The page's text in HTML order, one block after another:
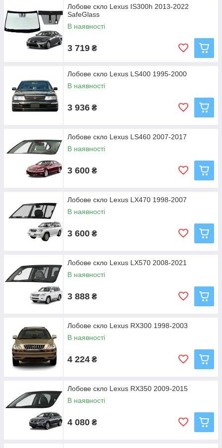
Лобове скло Lexus IS300h 2013-2022
SafeGlass
В наявності
3 719 ₴
Лобове скло Lexus LS400 1995-2000
В наявності
3 936 ₴
Лобове скло Lexus LS460 2007-2017
В наявності
3 600 ₴
Лобове скло Lexus LX470 1998-2007
В наявності
3 600 ₴
Лобове скло Lexus LX570 2008-2021
В наявності
3 888 ₴
Лобове скло Lexus RX300 1998-2003
В наявності
4 224 ₴
Лобове скло Lexus RX350 2009-2015
В наявності
4 080 ₴